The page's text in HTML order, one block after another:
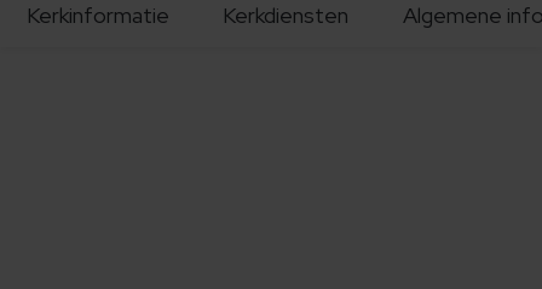
Kerkinformatie Kerkdiensten Algemene